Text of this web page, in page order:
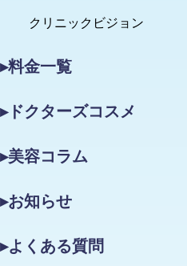
クリニックビジョン
▸料金一覧
▸ドクターズコスメ
▸美容コラム
▸お知らせ
▸よくある質問